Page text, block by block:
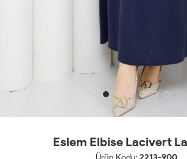
Eslem Elbise Lacivert